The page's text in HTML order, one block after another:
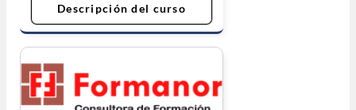
Descripción del curso